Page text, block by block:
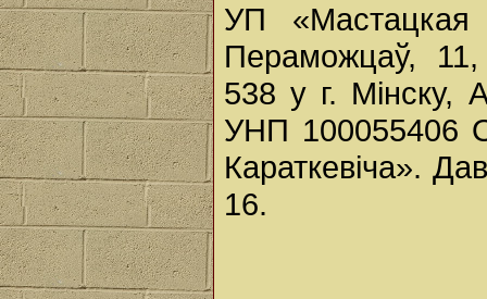
УП «Мастацкая
Пераможцаў,
538 у г. Мінску,
УНП 100055406
Караткевіча».
16.